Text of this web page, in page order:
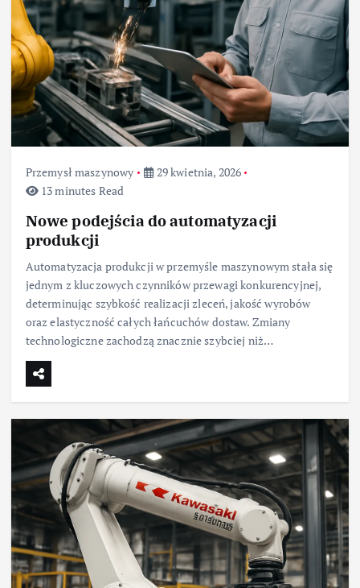
Przemysł maszynowy
29 kwietnia, 2026
13 minutes Read
Nowe podejścia do automatyzacji
produkcji
Automatyzacja produkcji w przemyśle maszynowym stała się
jednym z kluczowych czynników przewagi konkurencyjnej,
determinując szybkość realizacji zleceń, jakość wyrobów
oraz elastyczność całych łańcuchów dostaw. Zmiany
technologiczne zachodzą znacznie szybciej niż…